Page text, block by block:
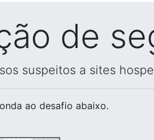
de
suspeitos a sites
ao desafio abaixo.